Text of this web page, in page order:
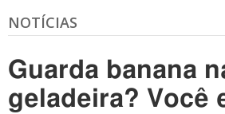
NOTÍCIAS
Guarda banana
geladeira? Você